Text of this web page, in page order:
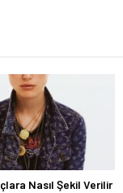
Nasıl Şekil Verilir